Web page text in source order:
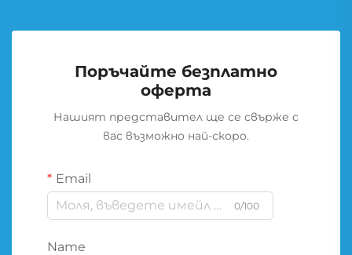
Поръчайте безплатно
оферта
Нашият представител ще се свърже с
вас възможно най-скоро.
Email
0/100
Name